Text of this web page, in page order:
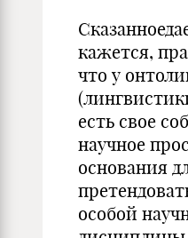
кажется,
что у
есть свое
научное
основания
особой